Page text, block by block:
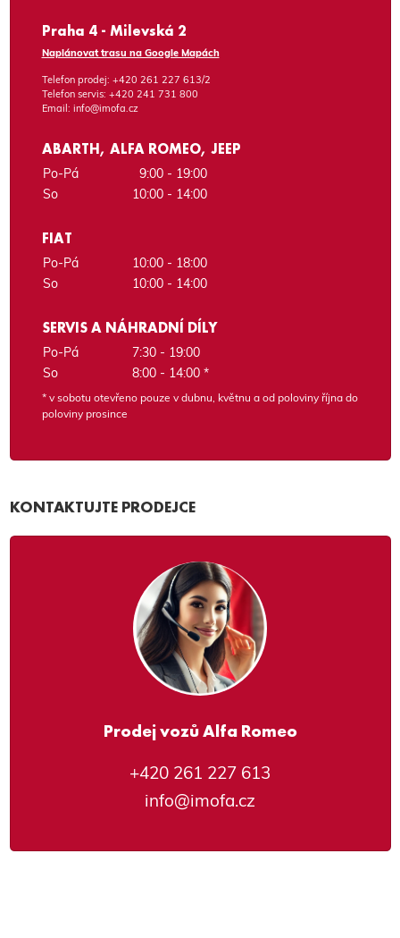
Praha 4 - Milevská 2
Naplánovat trasu na Google Mapách
Telefon prodej: +420 261 227 613/2
Telefon servis: +420 241 731 800
Email: info@imofa.cz
ABARTH, ALFA ROMEO, JEEP
Po-Pá
9:00 - 19:00
So
10:00 - 14:00
FIAT
Po-Pá
10:00 - 18:00
So
10:00 - 14:00
SERVIS A NÁHRADNÍ DÍLY
Po-Pá
7:30 - 19:00
So
8:00 - 14:00 *
* v sobotu otevřeno pouze v dubnu, květnu a od poloviny října do
poloviny prosince
KONTAKTUJTE PRODEJCE
Prodej vozů Alfa Romeo
+420 261 227 613
info@imofa.cz